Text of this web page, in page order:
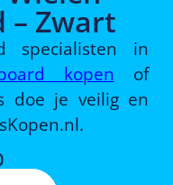
– Zwart
specialisten in
kopen of
doe je veilig en